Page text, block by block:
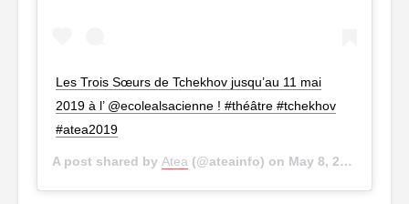
Les Trois Sœurs de Tchekhov jusqu’au 11 mai
2019 à l’ @ecolealsacienne ! #théâtre #tchekhov
#atea2019
A post shared by Atea (@ateainfo) on May 8, 2019 at 3:01am PDT